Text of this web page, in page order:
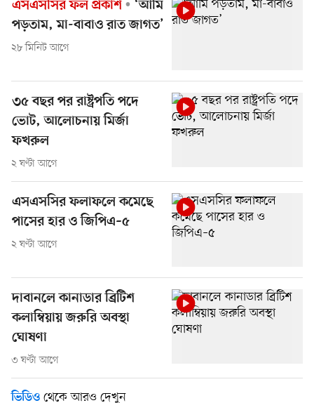
এসএসসির ফল প্রকাশ
‘আমি
পড়তাম, মা-বাবাও রাত জাগত’
২৮ মিনিট আগে
৩৫ বছর পর রাষ্ট্রপতি পদে
ভোট, আলোচনায় মির্জা
ফখরুল
২ ঘণ্টা আগে
এসএসসির ফলাফলে কমেছে
পাসের হার ও জিপিএ–৫
২ ঘণ্টা আগে
দাবানলে কানাডার ব্রিটিশ
কলাম্বিয়ায় জরুরি অবস্থা
ঘোষণা
৩ ঘণ্টা আগে
ভিডিও থেকে আরও দেখুন